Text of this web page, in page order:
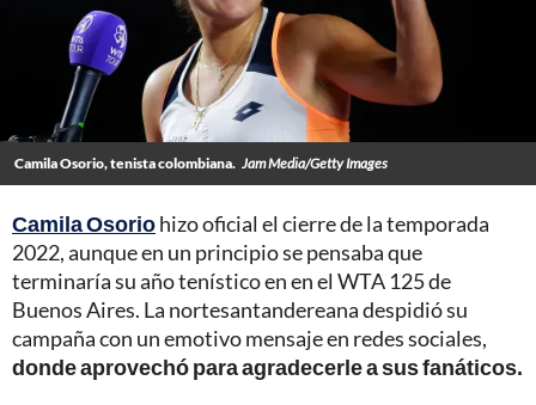
Camila Osorio, tenista colombiana. Jam Media/Getty Images
Camila Osoriohizo oficial el cierre de la temporada
2022, aunque en un principio se pensaba que
terminaría su año tenístico en en el WTA 125 de
Buenos Aires. La nortesantandereana despidió su
campaña con un emotivo mensaje en redes sociales,
donde aprovechó para agradecerle a sus fanáticos.